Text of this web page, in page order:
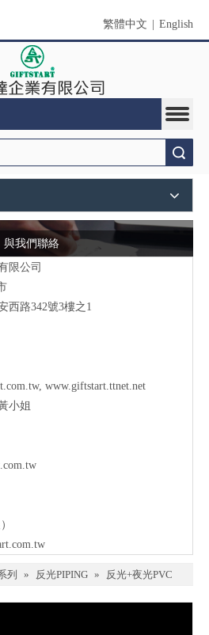
繁體中文 English
與我們聯絡
限公司
西路342號3樓之1
, www.giftstart.ttnet.net
小姐
列 » 反光PIPING » 反光+夜光PVC